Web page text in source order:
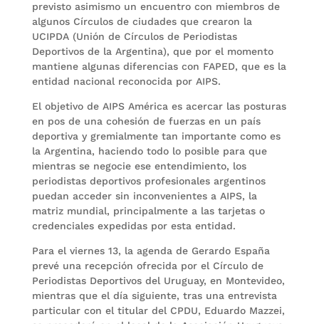
previsto asimismo un encuentro con miembros de
algunos Círculos de ciudades que crearon la
UCIPDA (Unión de Círculos de Periodistas
Deportivos de la Argentina), que por el momento
mantiene algunas diferencias con FAPED, que es la
entidad nacional reconocida por AIPS.
El objetivo de AIPS América es acercar las posturas
en pos de una cohesión de fuerzas en un país
deportiva y gremialmente tan importante como es
la Argentina, haciendo todo lo posible para que
mientras se negocie ese entendimiento, los
periodistas deportivos profesionales argentinos
puedan acceder sin inconvenientes a AIPS, la
matriz mundial, principalmente a las tarjetas o
credenciales expedidas por esta entidad.
Para el viernes 13, la agenda de Gerardo España
prevé una recepción ofrecida por el Círculo de
Periodistas Deportivos del Uruguay, en Montevideo,
mientras que el día siguiente, tras una entrevista
particular con el titular del CPDU, Eduardo Mazzei,